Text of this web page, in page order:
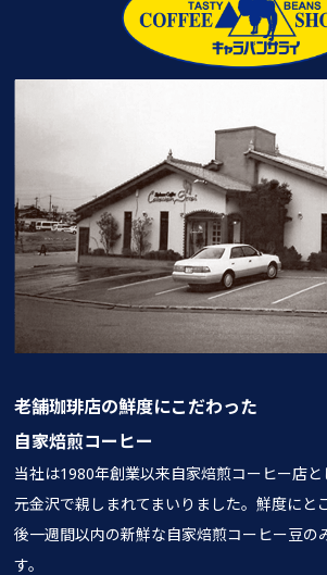
老舗珈琲店の鮮度にこだわった
自家焙煎コーヒー
当社は1980年創業以来自家焙煎コーヒー店
元金沢で親しまれてまいりました。鮮度にと
後一週間以内の新鮮な自家焙煎コーヒー豆の
す。